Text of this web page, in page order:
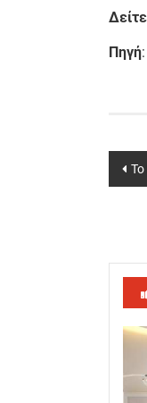
Πηγή:
Το